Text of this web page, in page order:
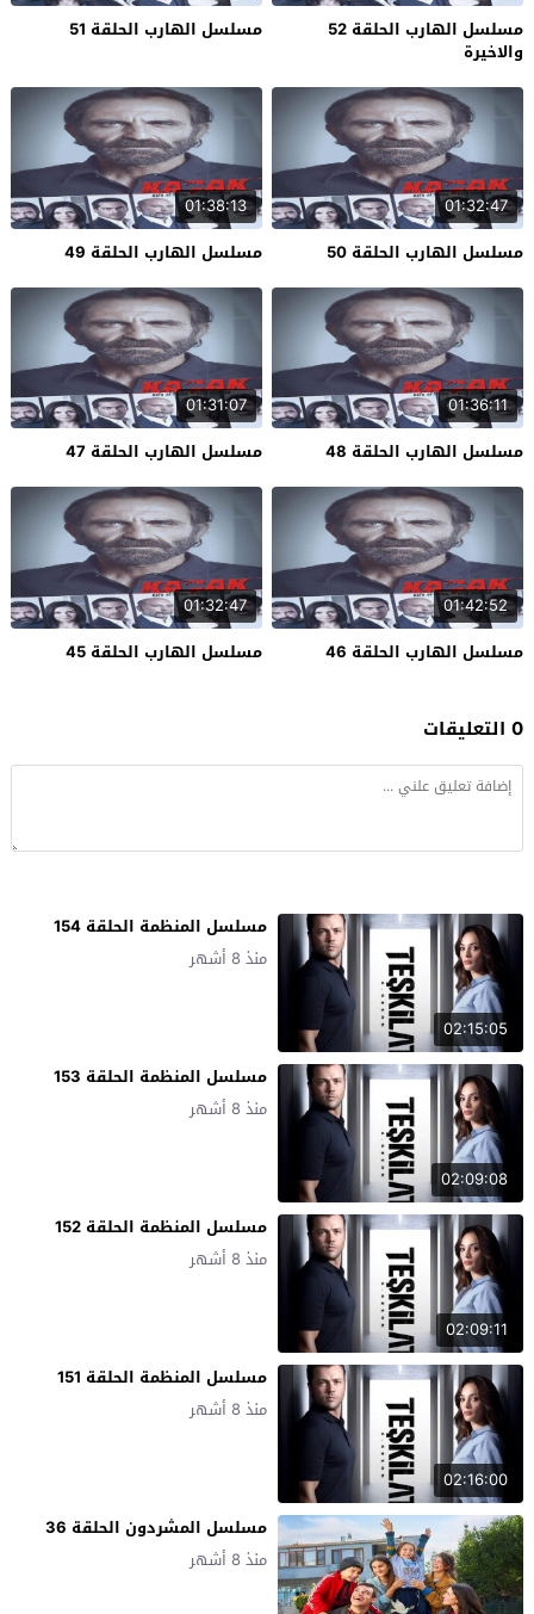
مسلسل الهارب الحلقة 52
والاخيرة
مسلسل الهارب الحلقة 51
01:32:47
مسلسل الهارب الحلقة 50
01:38:13
مسلسل الهارب الحلقة 49
01:36:11
مسلسل الهارب الحلقة 48
01:31:07
مسلسل الهارب الحلقة 47
01:42:52
مسلسل الهارب الحلقة 46
01:32:47
مسلسل الهارب الحلقة 45
0 التعليقات
02:15:05
مسلسل المنظمة الحلقة 154
منذ 8 أشهر
02:09:08
مسلسل المنظمة الحلقة 153
منذ 8 أشهر
02:09:11
مسلسل المنظمة الحلقة 152
منذ 8 أشهر
02:16:00
مسلسل المنظمة الحلقة 151
منذ 8 أشهر
مسلسل المشردون الحلقة 36
منذ 8 أشهر